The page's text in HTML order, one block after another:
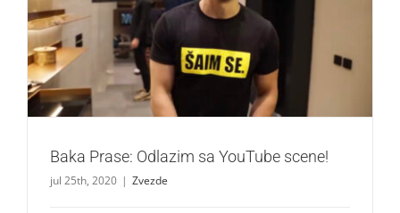
Baka Prase: Odlazim sa YouTube scene!
Zvezde
Baka Prase: Odlazim sa YouTube scene!
jul 25th, 2020 | Zvezde